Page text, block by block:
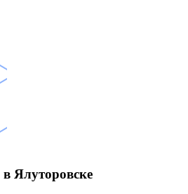
в Ялуторовске